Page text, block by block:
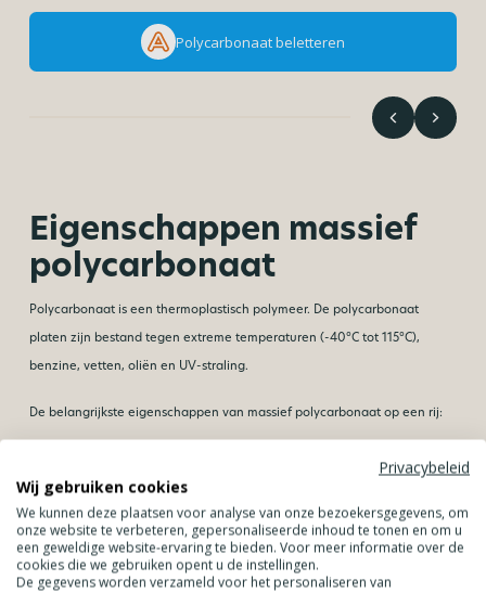
Polycarbonaat beletteren
Eigenschappen massief
polycarbonaat
Polycarbonaat is een thermoplastisch polymeer. De polycarbonaat
platen zijn bestand tegen extreme temperaturen (-40°C tot 115°C),
benzine, vetten, oliën en UV-straling.
De belangrijkste eigenschappen van massief polycarbonaat op een rij:
Slagvast
250x sterker dan glas en daardoor nagenoeg
onbreekbaar
Licht flexibel en koud te buigen
Privacybeleid
Wij gebruiken cookies
We kunnen deze plaatsen voor analyse van onze bezoekersgegevens, om
onze website te verbeteren, gepersonaliseerde inhoud te tonen en om u
een geweldige website-ervaring te bieden. Voor meer informatie over de
cookies die we gebruiken opent u de instellingen.
De gegevens worden verzameld voor het personaliseren van